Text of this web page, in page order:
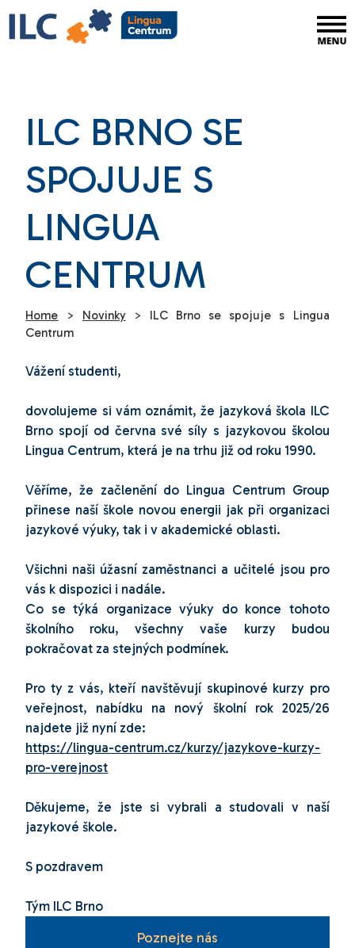
ILC BRNO SE
SPOJUJE S
LINGUA
CENTRUM
Home > Novinky >
ILC Brno se spojuje s Lingua
Centrum
Vážení studenti,
dovolujeme si vám oznámit, že jazyková škola ILC
Brno spojí od června své síly s jazykovou školou
Lingua Centrum, která je na trhu již od roku 1990.
Věříme, že začlenění do Lingua Centrum Group
přinese naší škole novou energii jak při organizaci
jazykové výuky, tak i v akademické oblasti.
Všichni naši úžasní zaměstnanci a učitelé jsou pro
vás k dispozici i nadále.
Co se týká organizace výuky do konce tohoto
školního roku, všechny vaše kurzy budou
pokračovat za stejných podmínek.
Pro ty z vás, kteří navštěvují skupinové kurzy pro
veřejnost, nabídku na nový školní rok 2025/26
najdete již nyní zde:
https://lingua-centrum.cz/kurzy/jazykove-kurzy-
pro-verejnost
Děkujeme, že jste si vybrali a studovali v naší
jazykové škole.
S pozdravem
Tým ILC Brno
Poznejte nás